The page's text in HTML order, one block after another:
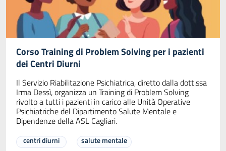
Corso Training di Problem Solving per i pazienti
dei Centri Diurni
Il Servizio Riabilitazione Psichiatrica, diretto dalla dott.ssa
Irma Dessì, organizza un Training di Problem Solving
rivolto a tutti i pazienti in carico alle Unità Operative
Psichiatriche del Dipartimento Salute Mentale e
Dipendenze della ASL Cagliari.
centri diurni salute mentale